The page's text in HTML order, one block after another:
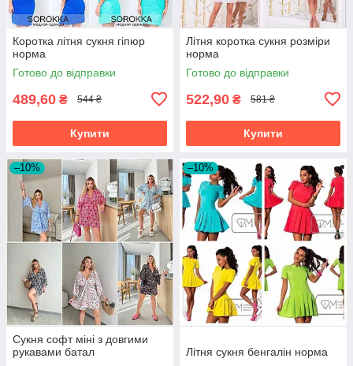
Коротка літня сукня гіпюр
норма
Готово до відправки
489,60 ₴ 544 ₴
Купити
Літня коротка сукня розміри
норма
Готово до відправки
522,90 ₴ 581 ₴
Купити
–10%
Сукня софт міні з довгими
рукавами батал
–10%
Літня сукня бенгалін норма